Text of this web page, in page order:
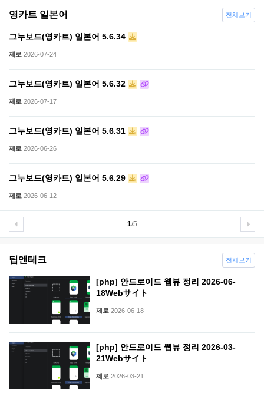
영카트 일본어
그누보드(영카트) 일본어 5.6.34
제로 2026-07-24
그누보드(영카트) 일본어 5.6.32
제로 2026-07-17
그누보드(영카트) 일본어 5.6.31
제로 2026-06-26
그누보드(영카트) 일본어 5.6.29
제로 2026-06-12
1/5
전체보기
팁앤테크
[php] 안드로이드 웹뷰 정리 2026-06-
18Webサイト
제로 2026-06-18
[php] 안드로이드 웹뷰 정리 2026-03-
21Webサイト
제로 2026-03-21
전체보기